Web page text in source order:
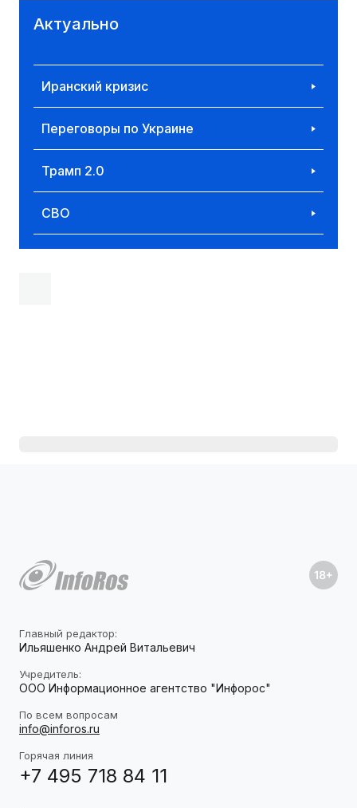
Актуально
Иранский кризис
Переговоры по Украине
Трамп 2.0
СВО
Главный редактор:
Ильяшенко Андрей Витальевич
Учредитель:
ООО Информационное агентство "Инфорос"
По всем вопросам
info@inforos.ru
Горячая линия
+7 495 718 84 11